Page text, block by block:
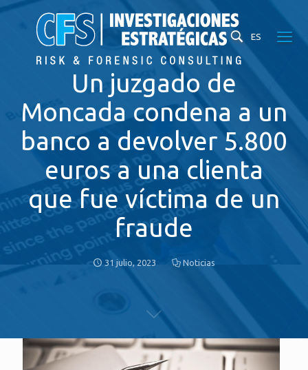
ES
Un juzgado de
Moncada condena a un
banco a devolver 5.800
euros a una clienta
que fue víctima de un
fraude
31 julio, 2023 Noticias